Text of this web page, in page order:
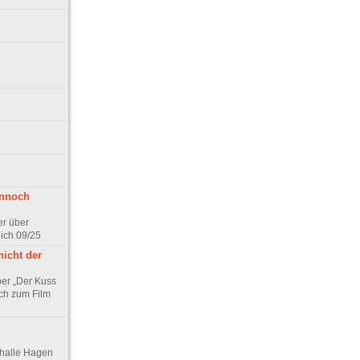
über
09/25
der
„Der Kuss
zum Film
Hagen